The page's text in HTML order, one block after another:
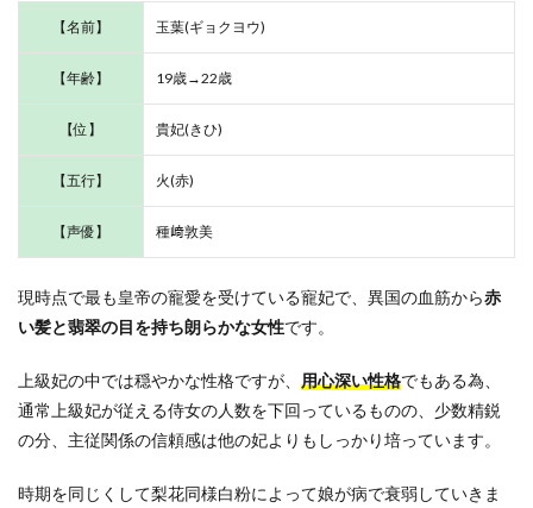
【名前】 玉葉(ギョクヨウ)
【年齢】 19歳→22歳
【位】 貴妃(きひ)
【五行】 火(赤)
【声優】 種﨑敦美
現時点で最も皇帝の寵愛を受けている寵妃で、異国の血筋から赤
い髪と翡翠の目を持ち朗らかな女性です。
上級妃の中では穏やかな性格ですが、 用心深い性格でもある為、
通常上級妃が従える侍女の人数を下回っているものの、少数精鋭
の分、主従関係の信頼感は他の妃よりもしっかり培っています。
時期を同じくして梨花同様白粉によって娘が病で衰弱していきま